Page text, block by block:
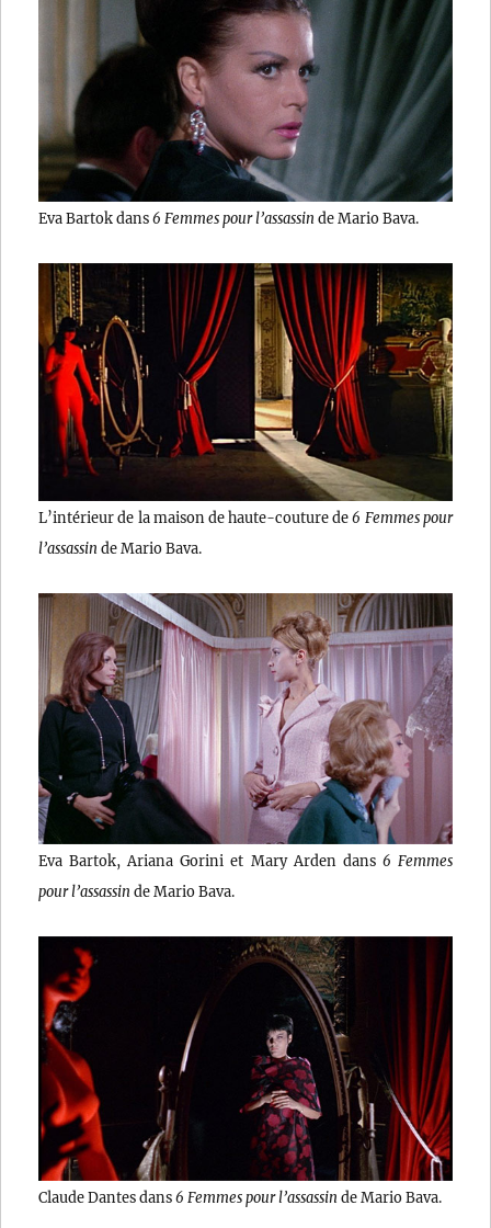
Eva Bartok dans6 Femmes pour l’assassin de Mario Bava.
L’intérieur de la maison de haute-couture de6 Femmes pour
l’assassin de Mario Bava.
Eva Bartok, Ariana Gorini et Mary Arden dans 6 Femmes
pour l’assassin de Mario Bava.
Claude Dantes dans6 Femmes pour l’assassin de Mario Bava.